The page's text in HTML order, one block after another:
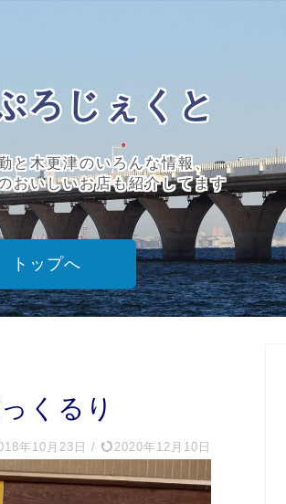
ろじぇくと
と木更津のいろんな情報、
おいしいお店も紹介してます
トップへ
くるり
年10月23日 / 2020年12月10日